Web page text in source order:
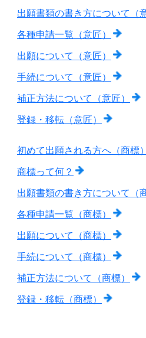
出願書類の書き方について（
各種申請一覧（意匠）
出願について（意匠）
手続について（意匠）
補正方法について（意匠）
登録・移転（意匠）
初めて出願される方へ（商標）
商標って何？
出願書類の書き方について（
各種申請一覧（商標）
出願について（商標）
手続について（商標）
補正方法について（商標）
登録・移転（商標）